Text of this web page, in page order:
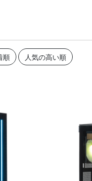
簡易水冷と曲面
を搭載したハイエン
モデル。美しさと冷却性
順 人気の高い順